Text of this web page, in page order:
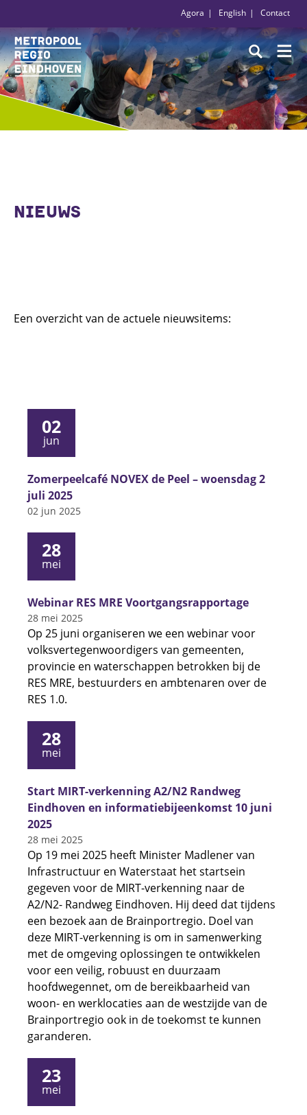
Agora English Contact
NIEUWS
Een overzicht van de actuele nieuwsitems:
02
jun
Zomerpeelcafé NOVEX de Peel – woensdag 2
juli 2025
02 jun 2025
28
mei
Webinar RES MRE Voortgangsrapportage
28 mei 2025
Op 25 juni organiseren we een webinar voor
volksvertegenwoordigers van gemeenten,
provincie en waterschappen betrokken bij de
RES MRE, bestuurders en ambtenaren over de
RES 1.0.
28
mei
Start MIRT-verkenning A2/N2 Randweg
Eindhoven en informatiebijeenkomst 10 juni
2025
28 mei 2025
Op 19 mei 2025 heeft Minister Madlener van
Infrastructuur en Waterstaat het startsein
gegeven voor de MIRT-verkenning naar de
A2/N2- Randweg Eindhoven. Hij deed dat tijdens
een bezoek aan de Brainportregio. Doel van
deze MIRT-verkenning is om in samenwerking
met de omgeving oplossingen te ontwikkelen
voor een veilig, robuust en duurzaam
hoofdwegennet, om de bereikbaarheid van
woon- en werklocaties aan de westzijde van de
Brainportregio ook in de toekomst te kunnen
garanderen.
23
mei